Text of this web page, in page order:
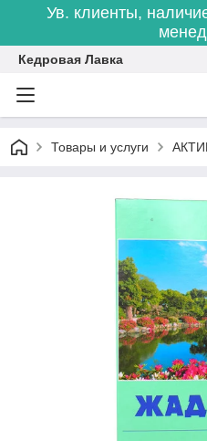
Ув. клиенты,
Кедровая Лавка
Товары и услуги